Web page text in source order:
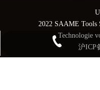
+86
©
2022 SAAME Tools
Technologie
沪ICP